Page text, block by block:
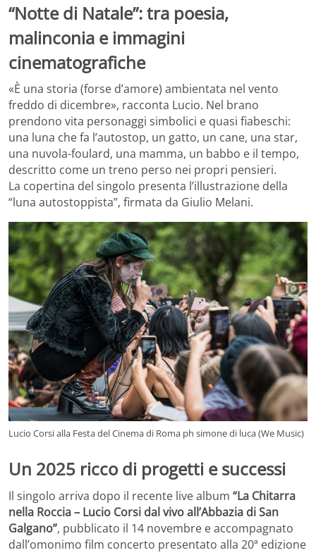
“Notte di Natale”: tra poesia,
malinconia e immagini
cinematografiche
«È una storia (forse d’amore) ambientata nel vento
freddo di dicembre», racconta Lucio. Nel brano
prendono vita personaggi simbolici e quasi fiabeschi:
una luna che fa l’autostop, un gatto, un cane, una star,
una nuvola-foulard, una mamma, un babbo e il tempo,
descritto come un treno perso nei propri pensieri.
La copertina del singolo presenta l’illustrazione della
“luna autostoppista”, firmata da Giulio Melani.
Lucio Corsi alla Festa del Cinema di Roma ph simone di luca (We Music)
Un 2025 ricco di progetti e successi
Il singolo arriva dopo il recente live album “La Chitarra
nella Roccia – Lucio Corsi dal vivo all’Abbazia di San
Galgano”, pubblicato il 14 novembre e accompagnato
dall’omonimo film concerto presentato alla 20ª edizione